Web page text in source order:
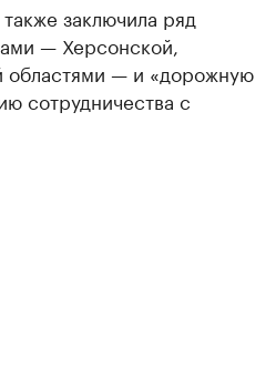
заключила ряд
— Херсонской,
областями — и «дорожную
сотрудничества с